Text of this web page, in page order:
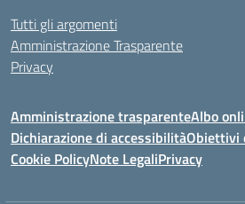
Tutti gli argomenti
Amministrazione Trasparente
Privacy
Amministrazione trasparenteAlbo
Dichiarazione di accessibilitàObiettivi
Cookie PolicyNote LegaliPrivacy